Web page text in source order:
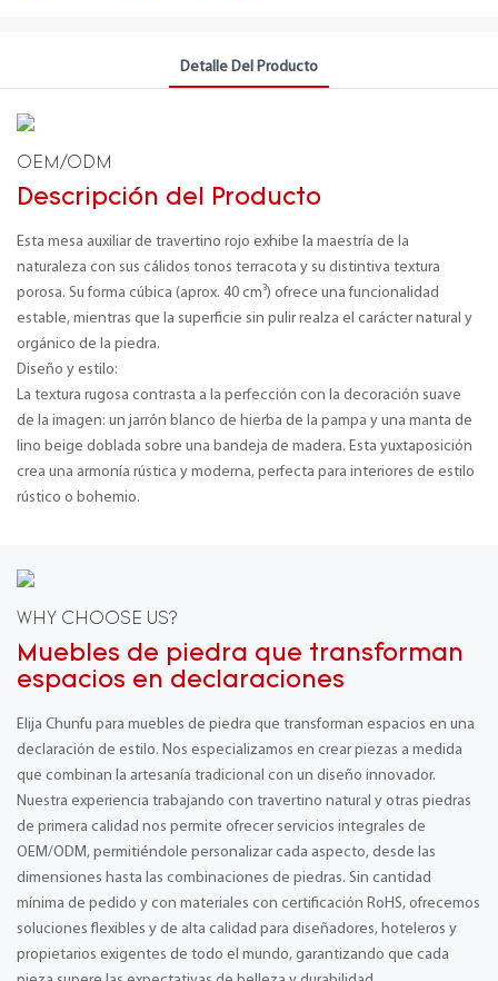
Detalle Del Producto
OEM/ODM
Descripción del Producto
Esta mesa auxiliar de travertino rojo exhibe la maestría de la
naturaleza con sus cálidos tonos terracota y su distintiva textura
porosa. Su forma cúbica (aprox. 40 cm³) ofrece una funcionalidad
estable, mientras que la superficie sin pulir realza el carácter natural y
orgánico de la piedra.
Diseño y estilo:
La textura rugosa contrasta a la perfección con la decoración suave
de la imagen: un jarrón blanco de hierba de la pampa y una manta de
lino beige doblada sobre una bandeja de madera. Esta yuxtaposición
crea una armonía rústica y moderna, perfecta para interiores de estilo
rústico o bohemio.
WHY CHOOSE US?
Muebles de piedra que transforman
espacios en declaraciones
Elija Chunfu para muebles de piedra que transforman espacios en una
declaración de estilo. Nos especializamos en crear piezas a medida
que combinan la artesanía tradicional con un diseño innovador.
Nuestra experiencia trabajando con travertino natural y otras piedras
de primera calidad nos permite ofrecer servicios integrales de
OEM/ODM, permitiéndole personalizar cada aspecto, desde las
dimensiones hasta las combinaciones de piedras. Sin cantidad
mínima de pedido y con materiales con certificación RoHS, ofrecemos
soluciones flexibles y de alta calidad para diseñadores, hoteleros y
propietarios exigentes de todo el mundo, garantizando que cada